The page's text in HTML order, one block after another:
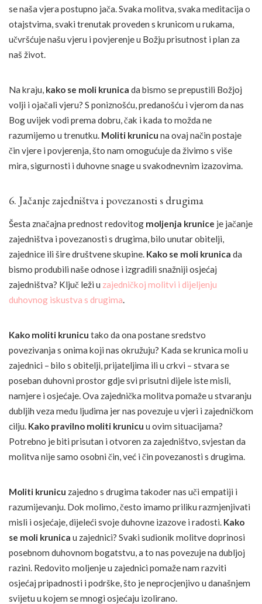
se naša vjera postupno jača. Svaka molitva, svaka meditacija o
otajstvima, svaki trenutak proveden s krunicom u rukama,
učvršćuje našu vjeru i povjerenje u Božju prisutnost i plan za
naš život.
Na kraju, kako se moli krunica da bismo se prepustili Božjoj
volji i ojačali vjeru? S poniznošću, predanošću i vjerom da nas
Bog uvijek vodi prema dobru, čak i kada to možda ne
razumijemo u trenutku. Moliti krunicu na ovaj način postaje
čin vjere i povjerenja, što nam omogućuje da živimo s više
mira, sigurnosti i duhovne snage u svakodnevnim izazovima.
6. Jačanje zajedništva i povezanosti s drugima
Šesta značajna prednost redovitog moljenja krunice je jačanje
zajedništva i povezanosti s drugima, bilo unutar obitelji,
zajednice ili šire društvene skupine. Kako se moli krunica da
bismo produbili naše odnose i izgradili snažniji osjećaj
zajedništva? Ključ leži u zajedničkoj molitvi i dijeljenju
duhovnog iskustva s drugima.
Kako moliti krunicu tako da ona postane sredstvo
povezivanja s onima koji nas okružuju? Kada se krunica moli u
zajednici – bilo s obitelji, prijateljima ili u crkvi – stvara se
poseban duhovni prostor gdje svi prisutni dijele iste misli,
namjere i osjećaje. Ova zajednička molitva pomaže u stvaranju
dubljih veza među ljudima jer nas povezuje u vjeri i zajedničkom
cilju. Kako pravilno moliti krunicu u ovim situacijama?
Potrebno je biti prisutan i otvoren za zajedništvo, svjestan da
molitva nije samo osobni čin, već i čin povezanosti s drugima.
Moliti krunicu zajedno s drugima također nas uči empatiji i
razumijevanju. Dok molimo, često imamo priliku razmjenjivati
misli i osjećaje, dijeleći svoje duhovne izazove i radosti. Kako
se moli krunica u zajednici? Svaki sudionik molitve doprinosi
posebnom duhovnom bogatstvu, a to nas povezuje na dubljoj
razini. Redovito moljenje u zajednici pomaže nam razviti
osjećaj pripadnosti i podrške, što je neprocjenjivo u današnjem
svijetu u kojem se mnogi osjećaju izolirano.